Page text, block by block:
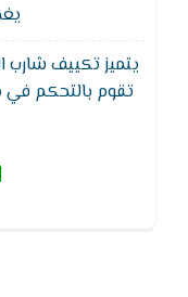
يتميز تكييف شارب
تقوم بالتحكم في
تشغيل التكييف